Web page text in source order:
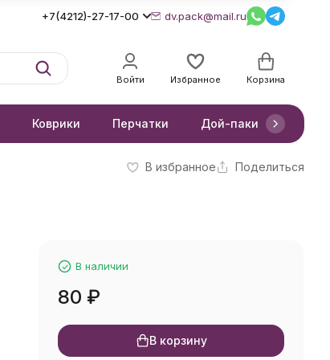
+7(4212)-27-17-00 dv.pack@mail.ru
Войти Избранное Корзина
Коврики Перчатки Дой-паки
В избранное Поделиться
В наличии
80 ₽
В корзину